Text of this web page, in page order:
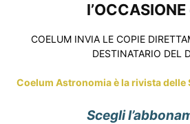
COELUM INVIA LE COPIE
DESTINATARIO DEL
Coelum Astronomia è la rivista delle
Scegli